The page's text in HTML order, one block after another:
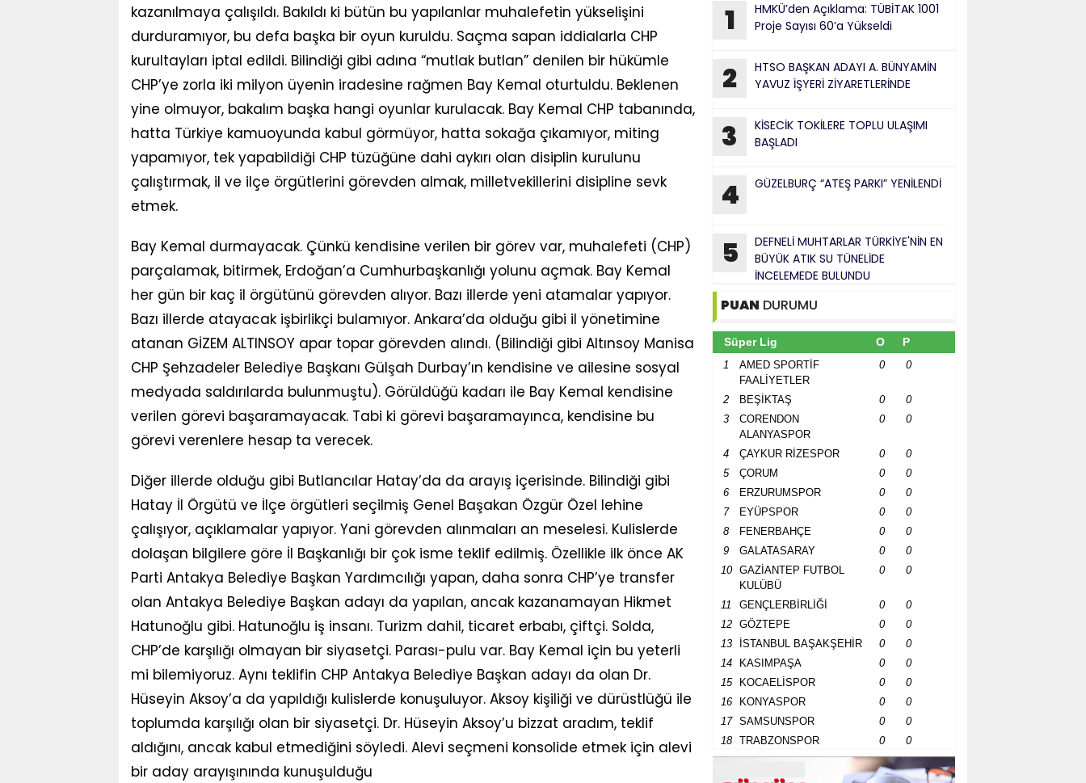
kazanılmaya çalışıldı. Bakıldı ki bütün bu yapılanlar muhalefetin yükselişini
durduramıyor, bu defa başka bir oyun kuruldu. Saçma sapan iddialarla CHP
kurultayları iptal edildi. Bilindiği gibi adına “mutlak butlan” denilen bir hükümle
CHP’ye zorla iki milyon üyenin iradesine rağmen Bay Kemal oturtuldu. Beklenen
yine olmuyor, bakalım başka hangi oyunlar kurulacak. Bay Kemal CHP tabanında,
hatta Türkiye kamuoyunda kabul görmüyor, hatta sokağa çıkamıyor, miting
yapamıyor, tek yapabildiği CHP tüzüğüne dahi aykırı olan disiplin kurulunu
çalıştırmak, il ve ilçe örgütlerini görevden almak, milletvekillerini disipline sevk
etmek.
Bay Kemal durmayacak. Çünkü kendisine verilen bir görev var, muhalefeti (CHP)
parçalamak, bitirmek, Erdoğan’a Cumhurbaşkanlığı yolunu açmak. Bay Kemal
her gün bir kaç il örgütünü görevden alıyor. Bazı illerde yeni atamalar yapıyor.
Bazı illerde atayacak işbirlikçi bulamıyor. Ankara’da olduğu gibi il yönetimine
atanan GİZEM ALTINSOY apar topar görevden alındı. (Bilindiği gibi Altınsoy Manisa
CHP Şehzadeler Belediye Başkanı Gülşah Durbay’ın kendisine ve ailesine sosyal
medyada saldırılarda bulunmuştu). Görüldüğü kadarı ile Bay Kemal kendisine
verilen görevi başaramayacak. Tabi ki görevi başaramayınca, kendisine bu
görevi verenlere hesap ta verecek.
Diğer illerde olduğu gibi Butlancılar Hatay’da da arayış içerisinde. Bilindiği gibi
Hatay İl Örgütü ve İlçe örgütleri seçilmiş Genel Başakan Özgür Özel lehine
çalışıyor, açıklamalar yapıyor. Yani görevden alınmaları an meselesi. Kulislerde
dolaşan bilgilere göre İl Başkanlığı bir çok isme teklif edilmiş. Özellikle ilk önce AK
Parti Antakya Belediye Başkan Yardımcılığı yapan, daha sonra CHP’ye transfer
olan Antakya Belediye Başkan adayı da yapılan, ancak kazanamayan Hikmet
Hatunoğlu gibi. Hatunoğlu iş insanı. Turizm dahil, ticaret erbabı, çiftçi. Solda,
CHP’de karşılığı olmayan bir siyasetçi. Parası-pulu var. Bay Kemal için bu yeterli
mi bilemiyoruz. Aynı teklifin CHP Antakya Belediye Başkan adayı da olan Dr.
Hüseyin Aksoy’a da yapıldığı kulislerde konuşuluyor. Aksoy kişiliği ve dürüstlüğü ile
toplumda karşılığı olan bir siyasetçi. Dr. Hüseyin Aksoy’u bizzat aradım, teklif
aldığını, ancak kabul etmediğini söyledi. Alevi seçmeni konsolide etmek için alevi
bir aday arayışınında kunuşulduğu
1
HMKÜ’den Açıklama: TÜBİTAK 1001
Proje Sayısı 60’a Yükseldi
2
HTSO BAŞKAN ADAYI A. BÜNYAMİN
YAVUZ İŞYERİ ZİYARETLERİNDE
3
KİSECİK TOKİLERE TOPLU ULAŞIMI
BAŞLADI
4 GÜZELBURÇ “ATEŞ PARKI” YENİLENDİ
5
DEFNELİ MUHTARLAR TÜRKİYE'NİN EN
BÜYÜK ATIK SU TÜNELİDE
İNCELEMEDE BULUNDU
PUAN DURUMU
Süper Lig O P
1
AMED SPORTİF
FAALİYETLER
0 0
2 BEŞİKTAŞ 0
0
3
CORENDON
ALANYASPOR
0 0
4 ÇAYKUR RİZESPOR 0
0
5
ÇORUM 0
0
6
ERZURUMSPOR 0
0
7
EYÜPSPOR 0
0
8
FENERBAHÇE 0
0
9
GALATASARAY 0
0
10
GAZİANTEP FUTBOL
KULÜBÜ
0 0
11 GENÇLERBİRLİĞİ 0
0
12
GÖZTEPE 0
0
13
İSTANBUL BAŞAKŞEHİR 0
0
14
KASIMPAŞA 0
0
15
KOCAELİSPOR 0
0
16
KONYASPOR 0
0
17
SAMSUNSPOR 0
0
18
TRABZONSPOR 0 0